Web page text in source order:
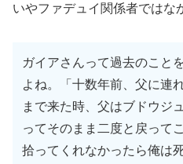
いやファデュイ関係者では
ガイアさんって過去のこと
よね。「十数年前、父に連
まで来た時、父はブドウジ
ってそのまま二度と戻って
拾ってくれなかったら俺は